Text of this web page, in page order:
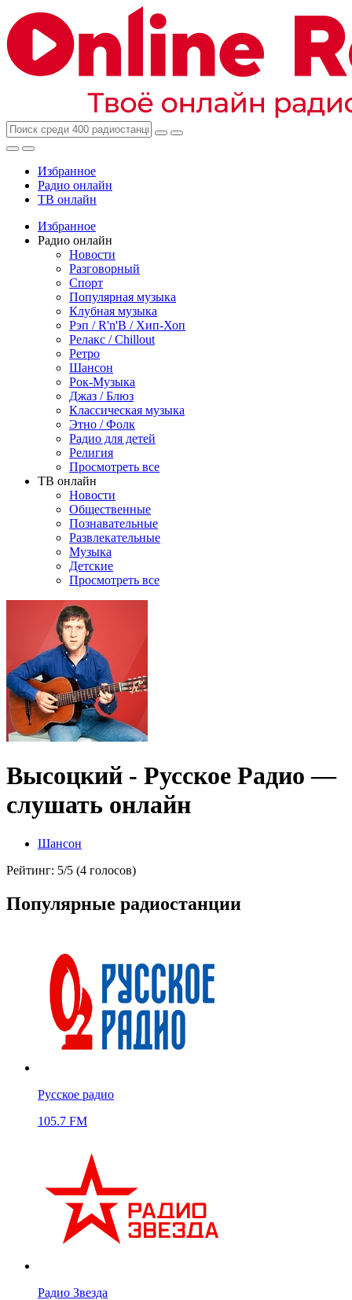
Избранное
Радио онлайн
ТВ онлайн
Избранное
Радио онлайн
Новости
Разговорный
Спорт
Популярная музыка
Клубная музыка
Рэп / R'n'B / Хип-Хоп
Релакс / Chillout
Ретро
Шансон
Рок-Музыка
Джаз / Блюз
Классическая музыка
Этно / Фолк
Радио для детей
Религия
Просмотреть все
ТВ онлайн
Новости
Общественные
Познавательные
Развлекательные
Музыка
Детские
Просмотреть все
Высоцкий - Русское Радио —
слушать онлайн
Шансон
Рейтинг: 5/5 (4 голосов)
Популярные радиостанции
Русское радио
105.7 FM
Радио Звезда